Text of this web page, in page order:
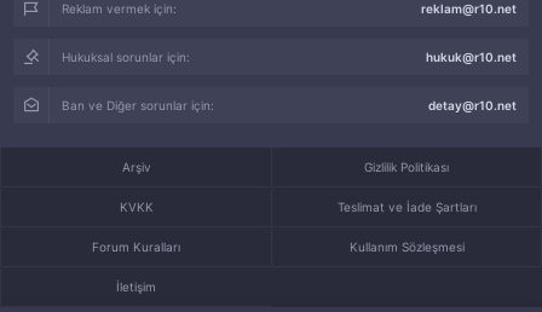
Reklam vermek için: reklam@r10.net
Hukuksal sorunlar için: hukuk@r10.net
Ban ve Diğer sorunlar için: detay@r10.net
Arşiv Gizlilik Politikası
KVKK Teslimat ve İade Şartları
Forum Kuralları Kullanım Sözleşmesi
İletişim